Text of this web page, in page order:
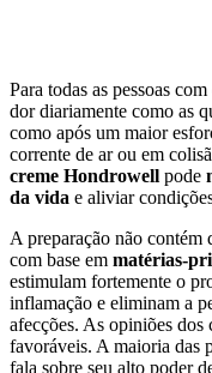
Para todas as pessoas
dor diariamente como as
como após um maior
corrente de ar ou em
creme Hondrowell pode
da vida e aliviar
A preparação não contém
com base em matérias-
estimulam fortemente o
inflamação e eliminam a
afecções. As opiniões
favoráveis. A maioria das
fala sobre seu alto poder